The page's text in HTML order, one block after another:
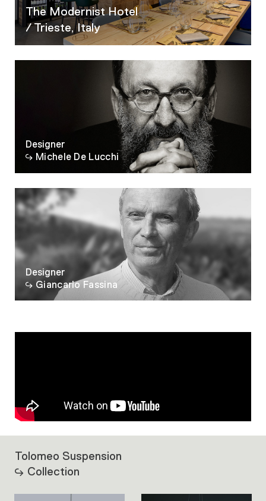
The Modernist Hotel
/ Trieste, Italy
Designer
Michele De Lucchi
Designer
Giancarlo Fassina
Tolomeo Suspension
Collection